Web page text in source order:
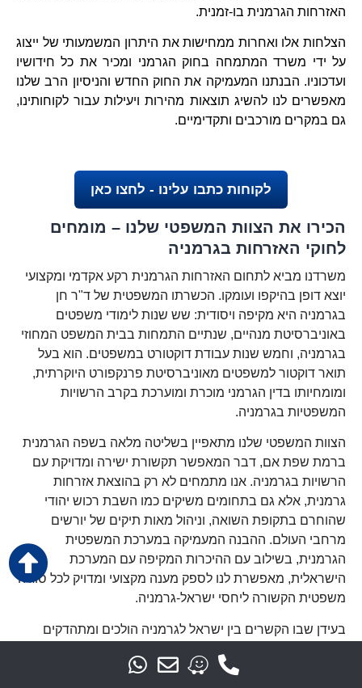
האזרחות הגרמנית בו-זמנית.
הצלחות אלו ואחרות ממחישות את היתרון המשמעותי של ייצוג
על ידי משרד המתמחה בחוק הגרמני ומכיר את כל חידושיו
ועדכוניו. הבנתנו המעמיקה את החוק החדש והניסיון הרב שלנו
מאפשרים לנו להשיג תוצאות מהירות ויעילות עבור לקוחותינו,
גם במקרים מורכבים ותקדימיים.
לקוחות כתבו עלינו - לחצו כאן
הכירו את הצוות המשפטי שלנו – מומחים
לחוקי האזרחות בגרמניה
משרדנו מביא לתחום האזרחות הגרמנית רקע אקדמי ומקצועי
יוצא דופן בהיקפו ועומקו. הכשרתו המשפטית של ד"ר חן
בגרמניה היא מקיפה ויסודית: שש שנות לימודי משפטים
באוניברסיטת מנהיים, שנתיים התמחות בבית המשפט המחוזי
בגרמניה, וחמש שנות עבודת דוקטורט במשפטים. הוא בעל
תואר דוקטור למשפטים מאוניברסיטת פרנקפורט היוקרתית,
ומומחיותו בדין הגרמני מוכרת ומוערכת בקרב הרשויות
המשפטיות בגרמניה.
הצוות המשפטי שלנו מתאפיין בשליטה מלאה בשפה הגרמנית
ברמת שפת אם, דבר המאפשר תקשורת ישירה ומדויקת עם
הרשויות בגרמניה. אנו מתמחים לא רק בהוצאת אזרחות
גרמנית, אלא גם בתחומים משיקים כמו השבת רכוש יהודי
שהוחרם בתקופת השואה, וניהול מאות תיקים של יורשים
מרחבי העולם. ההבנה המעמיקה במערכת המשפטית
הגרמנית, בשילוב עם ההיכרות המקיפה עם המערכת
הישראלית, מאפשרת לנו לספק מענה מקצועי ומדויק לכל סוגיה
משפטית הקשורה ליחסי ישראל-גרמניה.
בעידן שבו הקשרים בין ישראל לגרמניה הולכים ומתהדקים
קרובות התמודדות עם סוגיות משפטיות מורכבות המחייבות